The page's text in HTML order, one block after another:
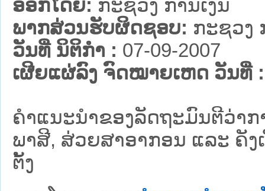
ອອກໂດຍ: ກະຊວງ ການເງິນ
ພາກສ່ວນຮັບຜິດຊອບ: ກະຊວງ
ວັນທີ່ ນິຕິກໍາ : 07-09-2007
ເຜີຍແຜ່ລົງ ຈົດໝາຍເຫດ ວັນທີ່ :
ຄຳແນະນຳຂອງລັດຖະມົນຕີວ່າ
ພາສີ, ສ່ວຍສາອາກອນ ແລະ ຄັ
ຕັ້ງ